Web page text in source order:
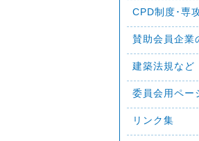
CPD制度･専
賛助会員企業
建築法規など
委員会用ペー
リンク集